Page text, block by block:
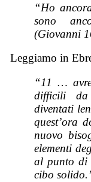
“Ho
sono
(Giovanni
Leggiamo in
“11 …
difficili da
diventati
quest’ora
nuovo
elementi
al punto di
cibo